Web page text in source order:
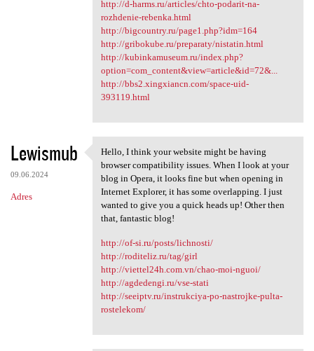
http://d-harms.ru/articles/chto-podarit-na-
rozhdenie-rebenka.html
http://bigcountry.ru/page1.php?idm=164
http://gribokube.ru/preparaty/nistatin.html
http://kubinkamuseum.ru/index.php?
option=com_content&view=article&id=72&...
http://bbs2.xingxiancn.com/space-uid-
393119.html
Lewismub
09.06.2024
Adres
Hello, I think your website
Hello, I think your website might be having
browser compatibility issues. When I look at your
blog in Opera, it looks fine but when opening in
Internet Explorer, it has some overlapping. I just
wanted to give you a quick heads up! Other then
that, fantastic blog!
http://of-si.ru/posts/lichnosti/
http://roditeliz.ru/tag/girl
http://viettel24h.com.vn/chao-moi-nguoi/
http://agdedengi.ru/vse-stati
http://seeiptv.ru/instrukciya-po-nastrojke-pulta-
rostelekom/